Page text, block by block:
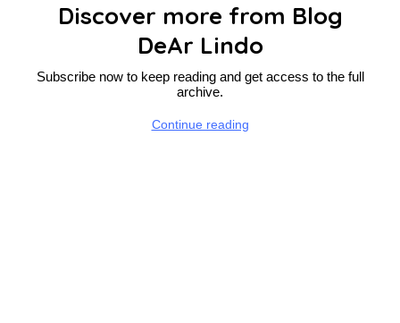
Discover more from Blog
DeAr Lindo
Subscribe now to keep reading and get access to the full
archive.
Continue reading